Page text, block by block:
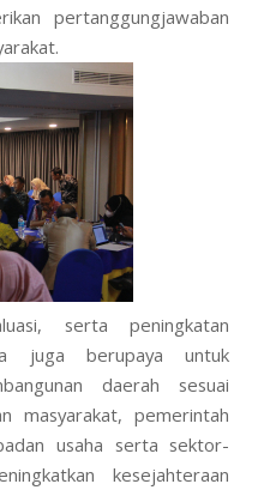
pertanggungjawaban
serta peningkatan
juga berupaya untuk
daerah sesuai
masyarakat, pemerintah
usaha serta sektor-
kesejahteraan